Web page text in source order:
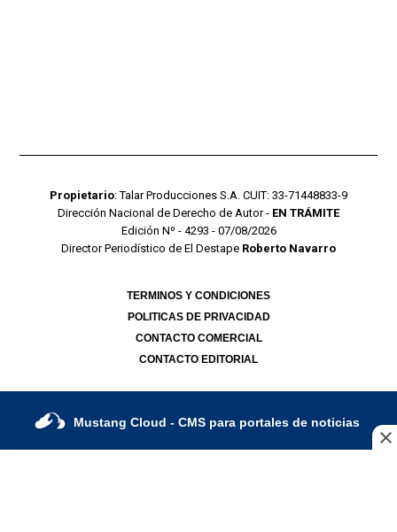
Propietario: Talar Producciones S.A. CUIT: 33-71448833-9
Dirección Nacional de Derecho de Autor - EN TRÁMITE
Edición Nº - 4293 - 07/08/2026
Director Periodístico de El Destape Roberto Navarro
TERMINOS Y CONDICIONES
POLITICAS DE PRIVACIDAD
CONTACTO COMERCIAL
CONTACTO EDITORIAL
Mustang Cloud - CMS para portales de noticias